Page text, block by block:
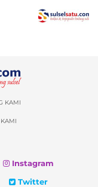
KAMI
Instagram
Twitter